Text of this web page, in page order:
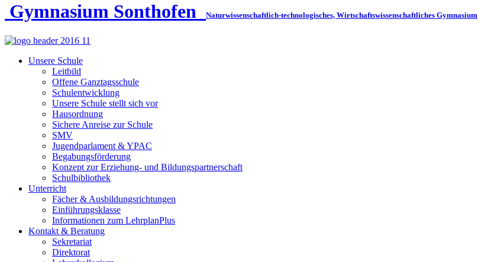
Gymnasium Sonthofen Naturwissenschaftlich-technologisches, Wirtschaftswissenschaftliches Gymnasium
Unsere Schule
Leitbild
Offene Ganztagsschule
Schulentwicklung
Unsere Schule stellt sich vor
Hausordnung
Sichere Anreise zur Schule
SMV
Jugendparlament & YPAC
Begabungsförderung
Konzept zur Erziehung- und Bildungspartnerschaft
Schulbibliothek
Unterricht
Fächer & Ausbildungsrichtungen
Einführungsklasse
Informationen zum LehrplanPlus
Kontakt & Beratung
Sekretariat
Direktorat